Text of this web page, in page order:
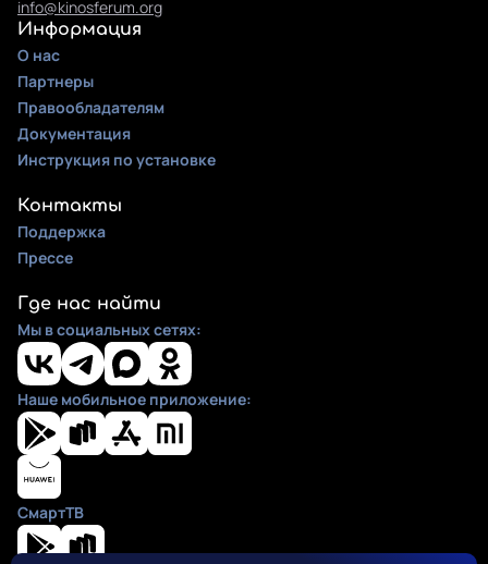
info@kinosferum.org
Информация
О нас
Партнеры
Правообладателям
Документация
Инструкция по установке
Контакты
Поддержка
Прессе
Где нас найти
Мы в социальных сетях:
Наше мобильное приложение:
СмартТВ